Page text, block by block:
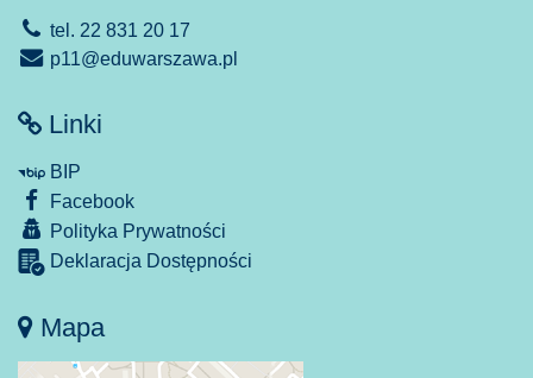
tel. 22 831 20 17
p11@eduwarszawa.pl
Linki
BIP
Facebook
Polityka Prywatności
Deklaracja Dostępności
Mapa